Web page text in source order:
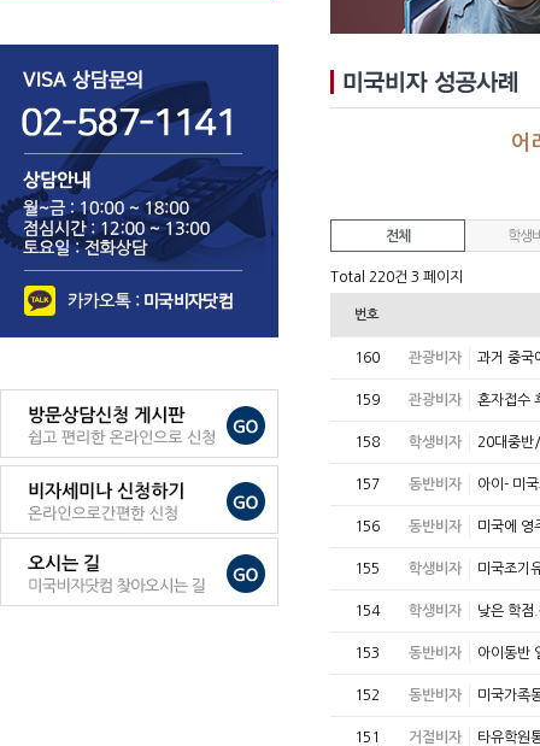
어
전체 학생
Total 220건 3 페이지
번호
160 관광비자 과거 중국
159 관광비자 혼자접수
158 학생비자 20대중반
157 동반비자 아이- 미
156 동반비자 미국에 영
155 학생비자 미국조기
154 학생비자 낮은 학점
153 동반비자 아이동반
152 동반비자 미국가족
151 거절비자 타유학원